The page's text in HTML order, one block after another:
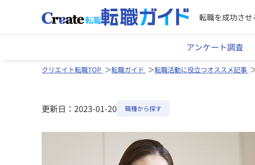
転職を成功させ
アンケート調査
クリエイト転職TOP 転職ガイド 転職活動に役立つオススメ記事
更新日：2023-01-20 職種から探す